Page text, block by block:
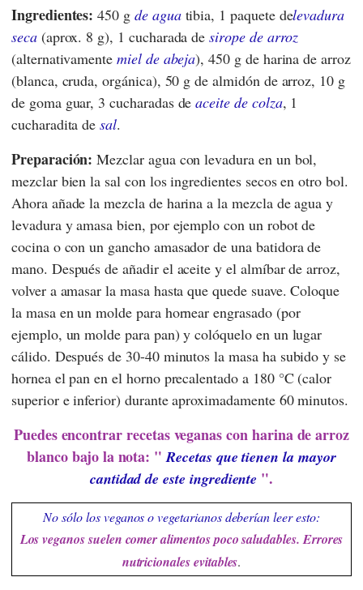
Ingredientes: 450 g de aguatibia, 1 paquete delevadura
seca(aprox. 8 g), 1 cucharada desirope de arroz
(alternativamentemiel de abeja), 450 g de harina de arroz
(blanca, cruda, orgánica), 50 g de almidón de arroz, 10 g
de goma guar, 3 cucharadas deaceite de colza, 1
cucharadita desal.
Preparación: Mezclar agua con levadura en un bol,
mezclar bien la sal con los ingredientes secos en otro bol.
Ahora añade la mezcla de harina a la mezcla de agua y
levadura y amasa bien, por ejemplo con un robot de
cocina o con un gancho amasador de una batidora de
mano. Después de añadir el aceite y el almíbar de arroz,
volver a amasar la masa hasta que quede suave. Coloque
la masa en un molde para hornear engrasado (por
ejemplo, un molde para pan) y colóquelo en un lugar
cálido. Después de 30-40 minutos la masa ha subido y se
hornea el pan en el horno precalentado a 180 °C (calor
superior e inferior) durante aproximadamente 60 minutos.
Puedes encontrar recetas veganas con harina de arroz
blanco bajo la nota: "Recetas que tienen la mayor
cantidad de este ingrediente ".
No sólo los veganos o vegetarianos deberían leer esto:
Los veganos suelen comer alimentos poco saludables. Errores
nutricionales evitables.